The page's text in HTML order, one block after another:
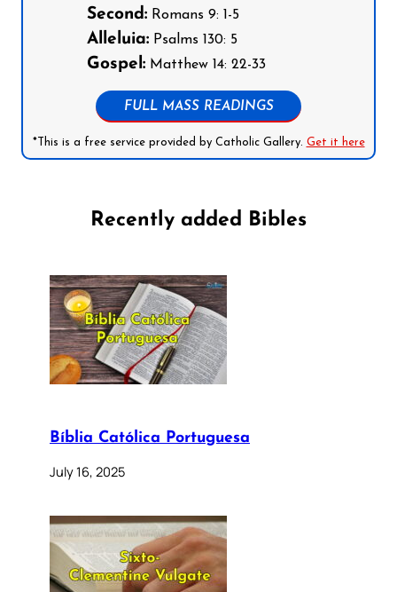
Second: Romans 9: 1-5
Alleluia: Psalms 130: 5
Gospel: Matthew 14: 22-33
FULL MASS READINGS
*This is a free service provided by Catholic Gallery. Get it here
Recently added Bibles
Bíblia Católica Portuguesa
July 16, 2025